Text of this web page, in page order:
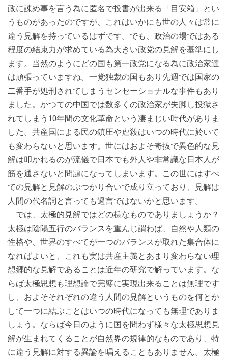
政に諌め事を言う為に匿名で投書が出来る「目安箱」とい
うものがあったのですが、これはいかにも世の人々は常に
違う見解を持っているはずです。でも、政治の場ではある
程度の結束力が求めている為大きい政党の見解を基準にし
ます。当然のようにどの国も第一政党になる為に政治家達
は頑張っていますね。一党独裁の国もあり先週では国家の
二番手が処刑されてしまうセンセーショナルな事件もあり
ました。かつての中国では数多くの政治家が失脚し投獄さ
れてしまう10年間の文化革命という凄まじい時代がありま
した。共産国による民の鎮圧や虐殺はいつの時代に於いて
も変わらないと思います。世にはおよそ奇抜で異色的な見
解は叩かれるのが流儀で日本でも外人や非常識な日本人が
筋を通さないと問題になってしまいます。この世にはすべ
ての見解と見解のぶつかり合いで成り立っており、見解は
人間の代名詞と言っても過言ではないかと思います。
では、太極的見解ではどの様なものでありましょうか？
太極は陰陽五行のバランスを重んじ謂わば、自然や人類の
性格や、世界のすべてが一つのバランスが取れた集合体に
なればよいと、これも実は共産主義とあまり変わらない理
想郷的な見解であることは近年の研究で解っています。な
らば太極思想も理想論で完璧に実現出来ることは無理です
し、およそそれぞれの違う人間の見解というものを何とか
して一つに結ぶことはいつの時代になっても無理でありま
しょう。ならば今日のように国を問わず様々な太極思想見
解が生まれてくることが自然界の規律的なものであり、特
に違う見解に対する異論を唱えることもありません。太極